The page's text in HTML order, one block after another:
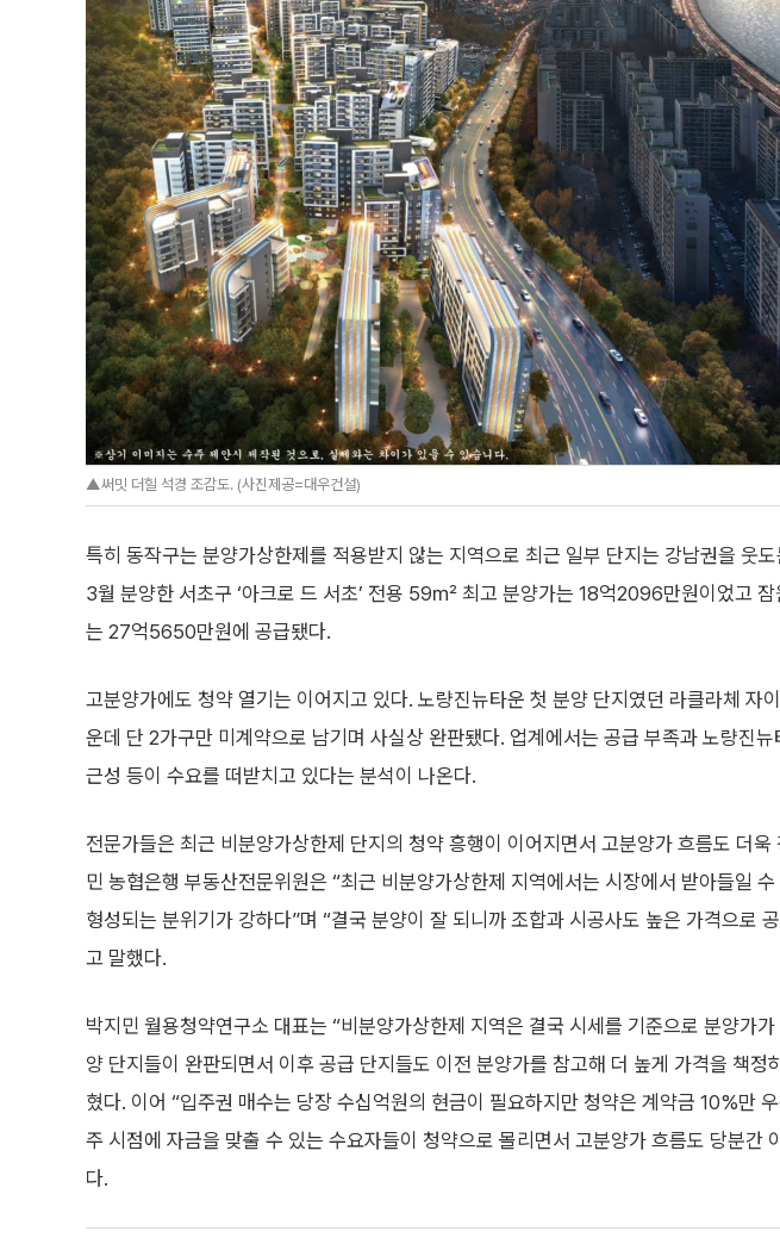
▲써밋 더힐 석경 조감도. (사진제공=대우건설)
특히 동작구는 분양가상한제를 적용받지 않는 지역으로 최근 일부 단지는 강남권을 웃
3월 분양한 서초구 ‘아크로 드 서초’ 전용 59㎡ 최고 분양가는 18억2096만원이었고
는 27억5650만원에 공급됐다.
고분양가에도 청약 열기는 이어지고 있다. 노량진뉴타운 첫 분양 단지였던 라클라체 자
운데 단 2가구만 미계약으로 남기며 사실상 완판됐다. 업계에서는 공급 부족과 노량진뉴
근성 등이 수요를 떠받치고 있다는 분석이 나온다.
전문가들은 최근 비분양가상한제 단지의 청약 흥행이 이어지면서 고분양가 흐름도 더
민 농협은행 부동산전문위원은 “최근 비분양가상한제 지역에서는 시장에서 받아들일
형성되는 분위기가 강하다”며 “결국 분양이 잘 되니까 조합과 시공사도 높은 가격으로
고 말했다.
박지민 월용청약연구소 대표는 “비분양가상한제 지역은 결국 시세를 기준으로 분양가
양 단지들이 완판되면서 이후 공급 단지들도 이전 분양가를 참고해 더 높게 가격을 책정
혔다. 이어 “입주권 매수는 당장 수십억원의 현금이 필요하지만 청약은 계약금 10%만
주 시점에 자금을 맞출 수 있는 수요자들이 청약으로 몰리면서 고분양가 흐름도 당분간
다.